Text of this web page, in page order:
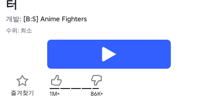
터
개발: [B:S] Anime Fighters
수위: 최소
즐겨찾기 1M+ 86K+